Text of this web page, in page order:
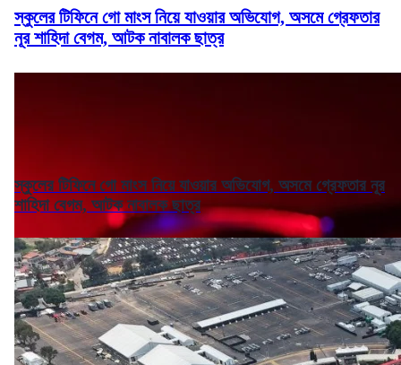
স্কুলের টিফিনে গো মাংস নিয়ে যাওয়ার অভিযোগ, অসমে গ্রেফতার
নূর শাহিদা বেগম, আটক নাবালক ছাত্র
স্কুলের টিফিনে গো মাংস নিয়ে যাওয়ার অভিযোগ, অসমে গ্রেফতার নূর
শাহিদা বেগম, আটক নাবালক ছাত্র